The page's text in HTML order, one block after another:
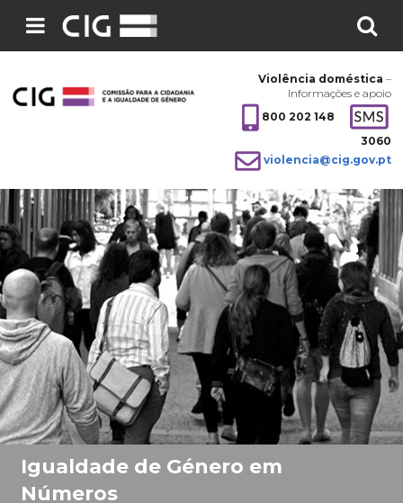
Violência doméstica –
Informações e apoio
800 202 148
3060
violencia@cig.gov.pt
Pesquisar